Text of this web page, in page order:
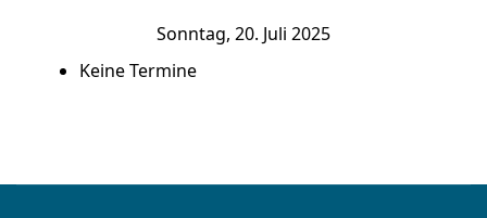
Sonntag, 20. Juli 2025
Keine Termine